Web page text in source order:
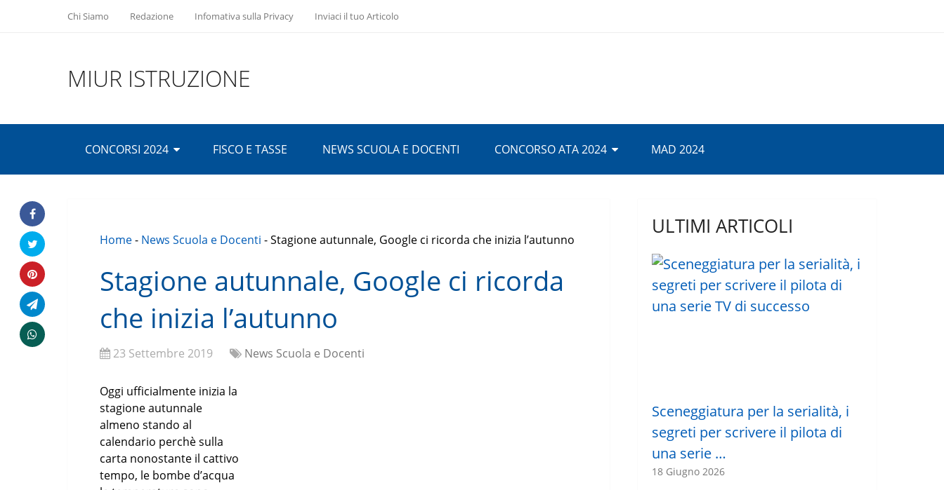
Chi Siamo Redazione Infomativa sulla Privacy Inviaci il tuo Articolo
MIUR ISTRUZIONE
CONCORSI 2024 FISCO E TASSE NEWS SCUOLA E DOCENTI CONCORSO ATA 2024 MAD 2024
Home- News Scuola e Docenti -Stagione autunnale, Google ci ricorda che inizia l’autunno
Stagione autunnale, Google ci ricorda
che inizia l’autunno
23 Settembre 2019 News Scuola e Docenti
Oggi ufficialmente inizia la
stagione autunnale
almeno stando al
calendario perchè sulla
carta nonostante il cattivo
tempo, le bombe d’acqua
ULTIMI ARTICOLI
Sceneggiatura per la serialità, i
segreti per scrivere il pilota di
una serie …
18 Giugno 2026